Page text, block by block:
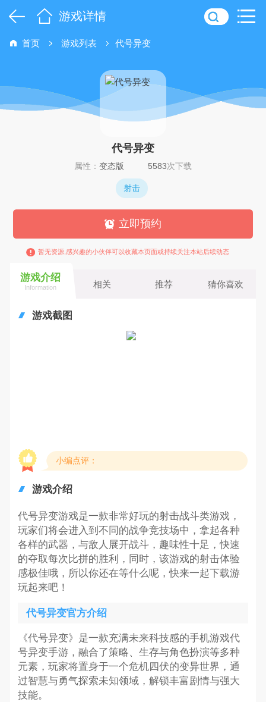
游戏详情
首页 游戏列表 代号异变
代号异变
属性： 变态版 5583次下载
射击
立即预约
暂无资源,感兴趣的小伙伴可以收藏本页面或持续关注本站后续动态
游戏介绍
Information 相关 推荐 猜你喜欢
游戏截图
小编点评：
游戏介绍
代号异变游戏是一款非常好玩的射击战斗类游戏，
玩家们将会进入到不同的战争竞技场中，拿起各种
各样的武器，与敌人展开战斗，趣味性十足，快速
的夺取每次比拼的胜利，同时，该游戏的射击体验
感极佳哦，所以你还在等什么呢，快来一起下载游
玩起来吧！
代号异变官方介绍
《代号异变》是一款充满未来科技感的手机游戏代
号异变手游，融合了策略、生存与角色扮演等多种
元素，玩家将置身于一个危机四伏的变异世界，通
过智慧与勇气探索未知领域，解锁丰富剧情与强大
技能。